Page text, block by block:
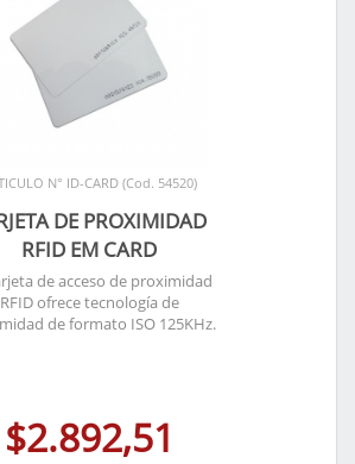
N° ID-CARD (Cod. 54520)
DE PROXIMIDAD
RFID EM CARD
de acceso de proximidad
RFID ofrece tecnología de
de formato ISO 125KHz.
$2.892,51